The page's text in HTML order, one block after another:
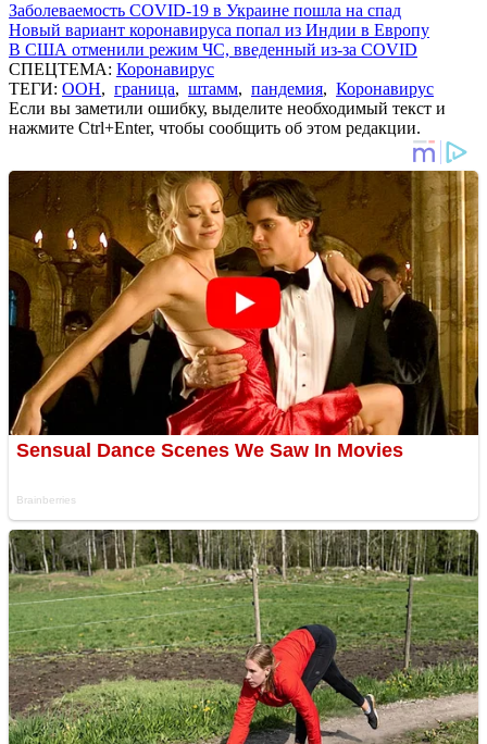
Заболеваемость COVID-19 в Украине пошла на спад
Новый вариант коронавируса попал из Индии в Европу
В США отменили режим ЧС, введенный из-за COVID
СПЕЦТЕМА: Коронавирус
ТЕГИ: ООН, граница, штамм, пандемия, Коронавирус
Если вы заметили ошибку, выделите необходимый текст и
нажмите Ctrl+Enter, чтобы сообщить об этом редакции.